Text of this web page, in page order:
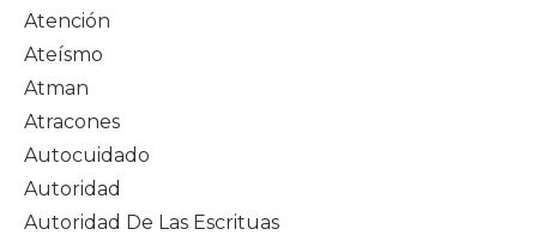
Atención
Ateísmo
Atman
Atracones
Autocuidado
Autoridad
Autoridad De Las Escrituas